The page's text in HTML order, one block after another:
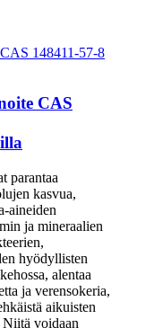
CAS
parantaa
kasvua,
aineiden
ja mineraalien
hyödyllisten
alentaa
ja verensokeria,
aikuisten
voidaan